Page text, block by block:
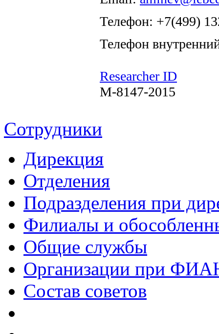
Телефон: +7(499)
Телефон
Researcher ID
M-8147-2015
Сотрудники
Дирекция
Отделения
Подразделения при
Филиалы и
Общие службы
Организации при
Состав советов